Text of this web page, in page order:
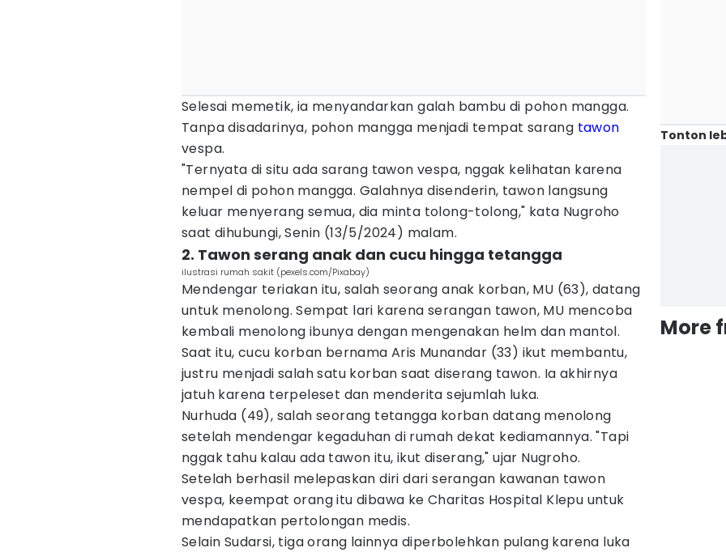
Selesai memetik, ia menyandarkan galah bambu di pohon mangga.
Tanpa disadarinya, pohon mangga menjadi tempat sarang tawon
vespa.
"Ternyata di situ ada sarang tawon vespa, nggak kelihatan karena
nempel di pohon mangga. Galahnya disenderin, tawon langsung
keluar menyerang semua, dia minta tolong-tolong," kata Nugroho
saat dihubungi, Senin (13/5/2024) malam.
2. Tawon serang anak dan cucu hingga tetangga
ilustrasi rumah sakit (pexels.com/Pixabay)
Mendengar teriakan itu, salah seorang anak korban, MU (63), datang
untuk menolong. Sempat lari karena serangan tawon, MU mencoba
kembali menolong ibunya dengan mengenakan helm dan mantol.
Saat itu, cucu korban bernama Aris Munandar (33) ikut membantu,
justru menjadi salah satu korban saat diserang tawon. Ia akhirnya
jatuh karena terpeleset dan menderita sejumlah luka.
Nurhuda (49), salah seorang tetangga korban datang menolong
setelah mendengar kegaduhan di rumah dekat kediamannya. "Tapi
nggak tahu kalau ada tawon itu, ikut diserang," ujar Nugroho.
Setelah berhasil melepaskan diri dari serangan kawanan tawon
vespa, keempat orang itu dibawa ke Charitas Hospital Klepu untuk
mendapatkan pertolongan medis.
Selain Sudarsi, tiga orang lainnya diperbolehkan pulang karena luka
Tonton
More